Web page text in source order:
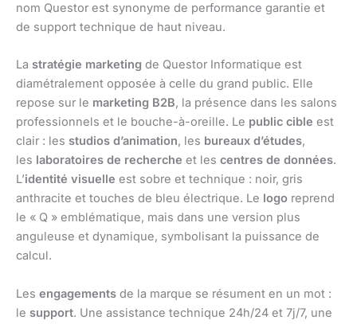
nom Questor est synonyme de performance garantie et
de support technique de haut niveau.
La stratégie marketing de Questor Informatique est
diamétralement opposée à celle du grand public. Elle
repose sur le marketing B2B, la présence dans les salons
professionnels et le bouche-à-oreille. Le public cible est
clair : les studios d’animation, les bureaux d’études,
les laboratoires de recherche et les centres de données.
L’identité visuelle est sobre et technique : noir, gris
anthracite et touches de bleu électrique. Le logo reprend
le « Q » emblématique, mais dans une version plus
anguleuse et dynamique, symbolisant la puissance de
calcul.
Les engagements de la marque se résument en un mot :
le support. Une assistance technique 24h/24 et 7j/7, une